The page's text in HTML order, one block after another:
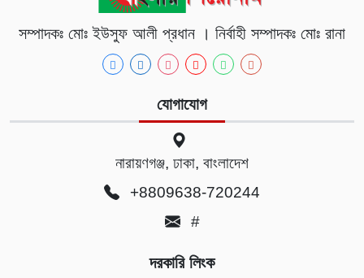
সম্পাদকঃ মোঃ ইউসুফ আলী প্রধান । নির্বাহী সম্পাদকঃ মোঃ রানা
যোগাযোগ
নারায়ণগঞ্জ, ঢাকা, বাংলাদেশ
+8809638-720244
#
দরকারি লিংক